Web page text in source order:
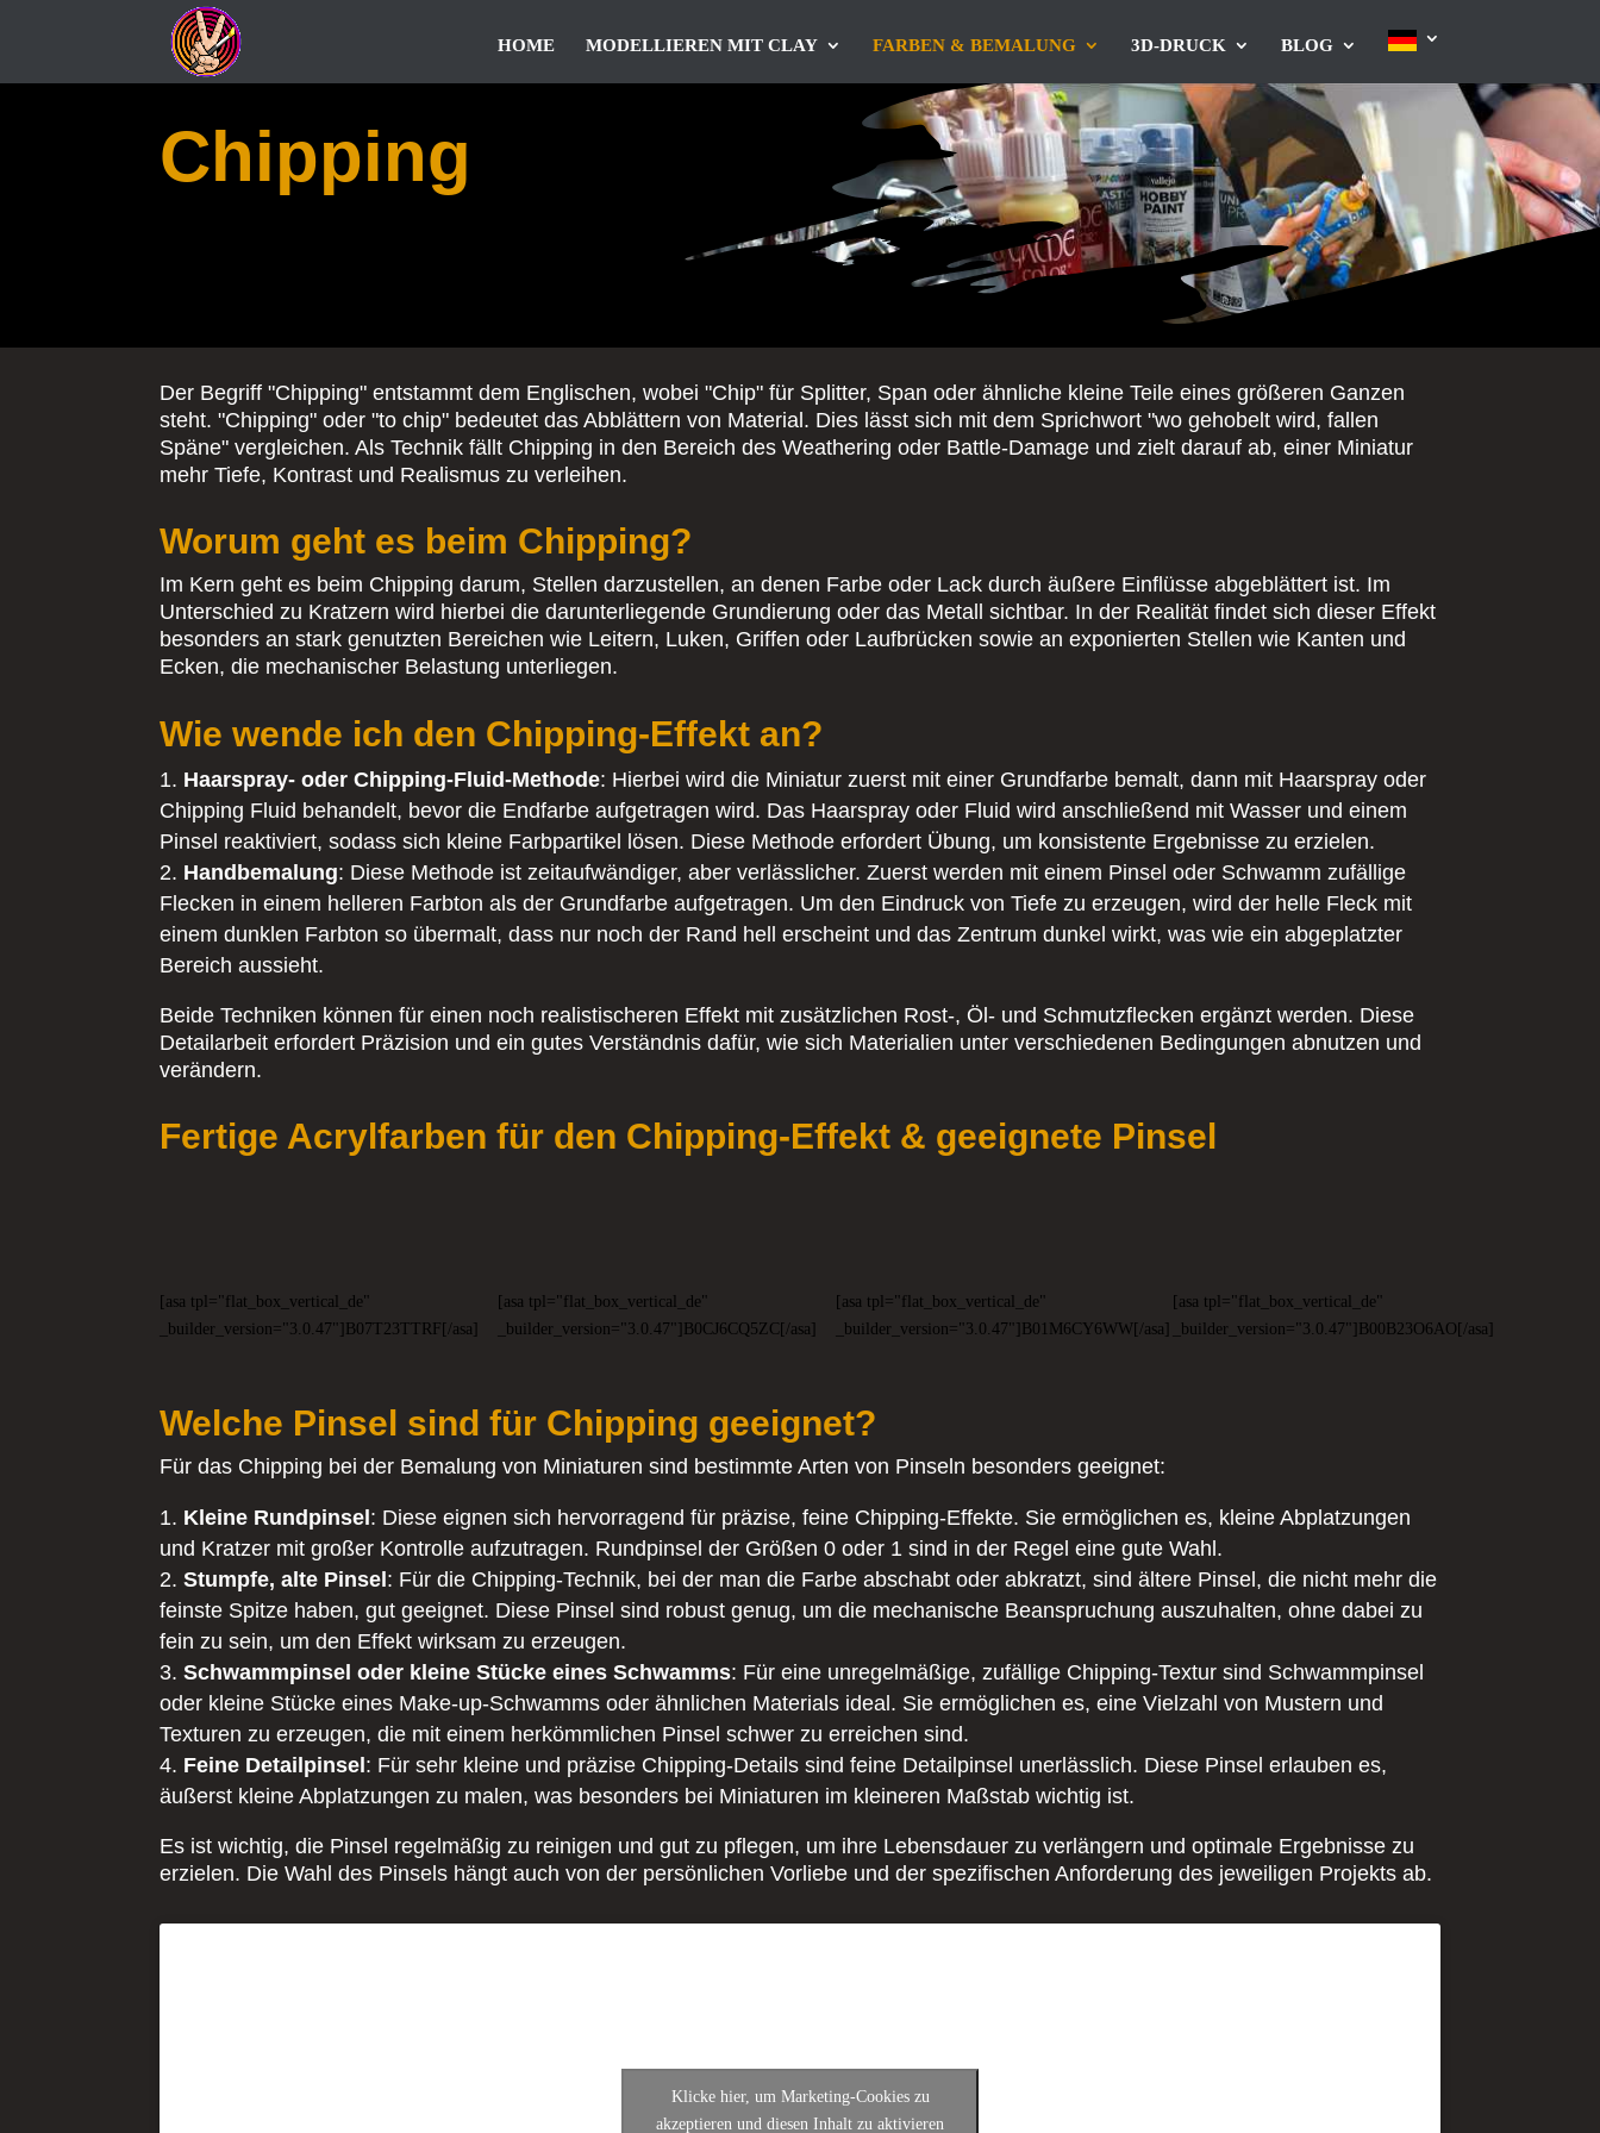
HOME MODELLIEREN MIT CLAY FARBEN & BEMALUNG 3D-DRUCK BLOG
Chipping
Der Begriff "Chipping" entstammt dem Englischen, wobei "Chip" für Splitter, Span oder ähnliche kleine Teile eines größeren Ganzen
steht. "Chipping" oder "to chip" bedeutet das Abblättern von Material. Dies lässt sich mit dem Sprichwort "wo gehobelt wird, fallen
Späne" vergleichen. Als Technik fällt Chipping in den Bereich des Weathering oder Battle-Damage und zielt darauf ab, einer Miniatur
mehr Tiefe, Kontrast und Realismus zu verleihen.
Worum geht es beim Chipping?
Im Kern geht es beim Chipping darum, Stellen darzustellen, an denen Farbe oder Lack durch äußere Einflüsse abgeblättert ist. Im
Unterschied zu Kratzern wird hierbei die darunterliegende Grundierung oder das Metall sichtbar. In der Realität findet sich dieser Effekt
besonders an stark genutzten Bereichen wie Leitern, Luken, Griffen oder Laufbrücken sowie an exponierten Stellen wie Kanten und
Ecken, die mechanischer Belastung unterliegen.
Wie wende ich den Chipping-Effekt an?
Haarspray- oder Chipping-Fluid-Methode: Hierbei wird die Miniatur zuerst mit einer Grundfarbe bemalt, dann mit Haarspray oder
Chipping Fluid behandelt, bevor die Endfarbe aufgetragen wird. Das Haarspray oder Fluid wird anschließend mit Wasser und einem
Pinsel reaktiviert, sodass sich kleine Farbpartikel lösen. Diese Methode erfordert Übung, um konsistente Ergebnisse zu erzielen.
Handbemalung: Diese Methode ist zeitaufwändiger, aber verlässlicher. Zuerst werden mit einem Pinsel oder Schwamm zufällige
Flecken in einem helleren Farbton als der Grundfarbe aufgetragen. Um den Eindruck von Tiefe zu erzeugen, wird der helle Fleck mit
einem dunklen Farbton so übermalt, dass nur noch der Rand hell erscheint und das Zentrum dunkel wirkt, was wie ein abgeplatzter
Bereich aussieht.
Beide Techniken können für einen noch realistischeren Effekt mit zusätzlichen Rost-, Öl- und Schmutzflecken ergänzt werden. Diese
Detailarbeit erfordert Präzision und ein gutes Verständnis dafür, wie sich Materialien unter verschiedenen Bedingungen abnutzen und
verändern.
Fertige Acrylfarben für den Chipping-Effekt & geeignete Pinsel
[asa tpl="flat_box_vertical_de"
_builder_version="3.0.47"]B07T23TTRF[/asa]
[asa tpl="flat_box_vertical_de"
_builder_version="3.0.47"]B0CJ6CQ5ZC[/asa]
[asa tpl="flat_box_vertical_de"
_builder_version="3.0.47"]B01M6CY6WW[/asa]
[asa tpl="flat_box_vertical_de"
_builder_version="3.0.47"]B00B23O6AO[/asa]
Welche Pinsel sind für Chipping geeignet?
Für das Chipping bei der Bemalung von Miniaturen sind bestimmte Arten von Pinseln besonders geeignet:
Kleine Rundpinsel : Diese eignen sich hervorragend für präzise, feine Chipping-Effekte. Sie ermöglichen es, kleine Abplatzungen
und Kratzer mit großer Kontrolle aufzutragen. Rundpinsel der Größen 0 oder 1 sind in der Regel eine gute Wahl.
Stumpfe, alte Pinsel : Für die Chipping-Technik, bei der man die Farbe abschabt oder abkratzt, sind ältere Pinsel, die nicht mehr die
feinste Spitze haben, gut geeignet. Diese Pinsel sind robust genug, um die mechanische Beanspruchung auszuhalten, ohne dabei zu
fein zu sein, um den Effekt wirksam zu erzeugen.
Schwammpinsel oder kleine Stücke eines Schwamms: Für eine unregelmäßige, zufällige Chipping-Textur sind Schwammpinsel
oder kleine Stücke eines Make-up-Schwamms oder ähnlichen Materials ideal. Sie ermöglichen es, eine Vielzahl von Mustern und
Texturen zu erzeugen, die mit einem herkömmlichen Pinsel schwer zu erreichen sind.
Feine Detailpinsel : Für sehr kleine und präzise Chipping-Details sind feine Detailpinsel unerlässlich. Diese Pinsel erlauben es,
äußerst kleine Abplatzungen zu malen, was besonders bei Miniaturen im kleineren Maßstab wichtig ist.
Es ist wichtig, die Pinsel regelmäßig zu reinigen und gut zu pflegen, um ihre Lebensdauer zu verlängern und optimale Ergebnisse zu
erzielen. Die Wahl des Pinsels hängt auch von der persönlichen Vorliebe und der spezifischen Anforderung des jeweiligen Projekts ab.
Klicke hier, um Marketing-Cookies zu
akzeptieren und diesen Inhalt zu aktivieren